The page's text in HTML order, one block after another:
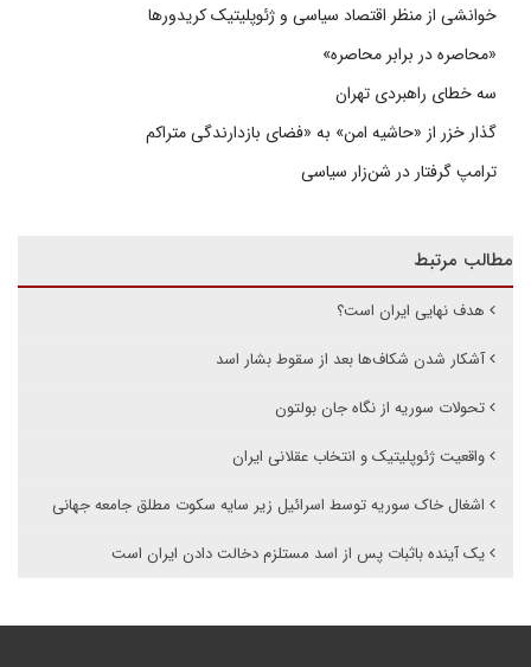
خوانشی از منظر اقتصاد سیاسی و ژئوپلیتیک کریدورها
«محاصره در برابر محاصره»
سه خطای راهبردی تهران
گذار خزر از «حاشیه امن» به «فضای بازدارندگی متراکم
ترامپ گرفتار در شن‌زار سیاسی
مطالب مرتبط
هدف نهایی ایران است؟
آشکار شدن شکاف‌ها بعد از سقوط بشار اسد
تحولات سوریه از نگاه جان بولتون
واقعیت ژئوپلیتیک و انتخاب عقلانی ایران
اشغال خاک سوریه توسط اسرائیل زیر سایه سکوت مطلق جامعه جهانی
یک آینده باثبات پس از اسد مستلزم دخالت دادن ایران است